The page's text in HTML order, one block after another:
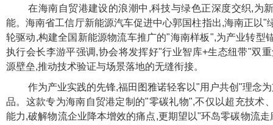
在海南自贸港建设的浪潮中,科技与绿色正深度交织,为
能。海南省工信厅新能源汽车促进中心郭国柱指出,海南正以"
轮驱动,构建全国新能源物流车推广的"海南样板",为产业转型
执行会长李游平强调,协会将发挥好"行业智库+生态纽带"双
源壁垒,推动技术验证与场景落地的无缝衔接。
作为产业实践的先锋,福田图雅诺轻客以"用户共创"理念
品。这款专为海南自贸港定制的"零碳礼物",不仅以超充技术
能力,破解物流企业降本增效的痛点,更期望以"环岛零碳物流